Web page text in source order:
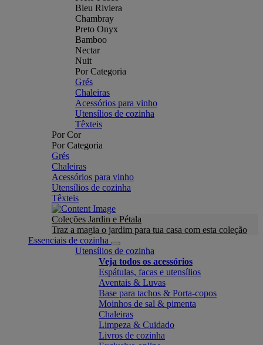
Bleu Riviera
Chambray
Preto Onyx
Bamboo
Nectar
Nuit
Por Categoria
Grés
Chaleiras
Acessórios para vinho
Utensílios de cozinha
Têxteis
Por Cor
Por Categoria
Grés
Chaleiras
Acessórios para vinho
Utensílios de cozinha
Têxteis
Coleções Jardin e Pétala
Traz a magia o jardim para tua casa com esta coleção
Essenciais de cozinha
Utensílios de cozinha
Veja todos os acessórios
Espátulas, facas e utensílios
Aventais & Luvas
Base para tachos & Porta-copos
Moinhos de sal & pimenta
Chaleiras
Limpeza & Cuidado
Livros de cozinha